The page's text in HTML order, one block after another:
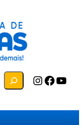
Instagram Facebook YouTube